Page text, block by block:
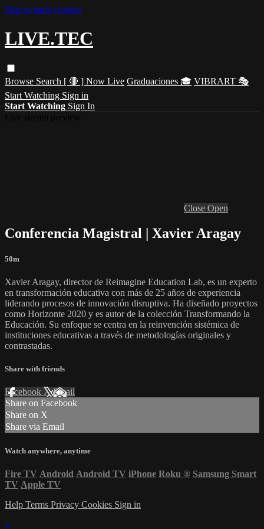
Skip to main content
LIVE.TEC
Browse Search [ 🔴 ] Now Live Graduaciones 🎓 VIBRART 🎭
Start Watching Sign in
Start Watching Sign In
Close Open
Conferencia Magistral | Xavier Aragay
50m
Xavier Aragay, director de Reimagine Education Lab, es un experto
en transformación educativa con más de 25 años de experiencia
liderando procesos de innovación disruptiva. Ha diseñado proyectos
como Horizonte 2020 y es autor de la colección Transformando la
Educación. Su enfoque se centra en la reinvención sistémica de
instituciones educativas a través de metodologías originales y
contrastadas.
Share with friends
Facebook XEmail
Share on Facebook
Share on X
Share via Email
Watch anywhere, anytime
Fire TV Android Android TV iPhone Roku ® Samsung Smart
TV Apple TV
Help Terms Privacy Cookies Sign in
×